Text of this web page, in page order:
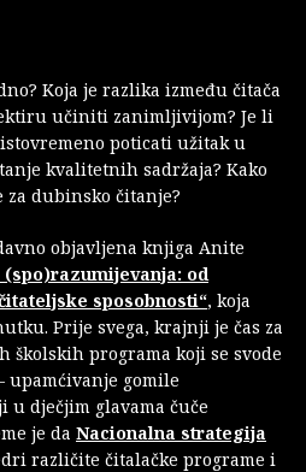
Koja je razlika između čitača
učiniti zanimljivijom? Je li
poticati užitak u
kvalitetnih sadržaja? Kako
za dubinsko čitanje?
objavljena knjiga Anite
(spo)razumijevanja: od
sposobnosti“, koja
Prije svega, krajnji je čas za
programa koji se svode
upamćivanje gomile
u dječjim glavama čuče
je da Nacionalna strategija
različite čitalačke programe i